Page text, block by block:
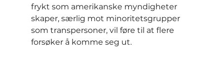
frykt som amerikanske myndigheter
skaper, særlig mot minoritetsgrupper
som transpersoner, vil føre til at flere
forsøker å komme seg ut.